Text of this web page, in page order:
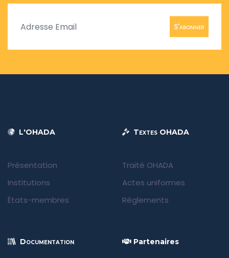
S'abonner
L'OHADA
Présentation
Institutions
États-membres
Textes OHADA
Traité OHADA
Actes uniformes
Règlements
Documentation Partenaires